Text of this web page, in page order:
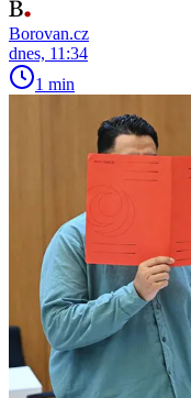
Borovan.cz
dnes, 11:34
1 min